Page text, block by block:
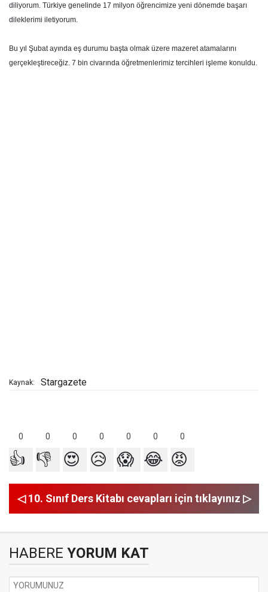
diliyorum. Türkiye genelinde 17 milyon öğrencimize yeni dönemde başarı
dileklerimi iletiyorum.
Bu yıl Şubat ayında eş durumu başta olmak üzere mazeret atamalarını
gerçekleştireceğiz. 7 bin civarında öğretmenlerimiz tercihleri işleme konuldu.
Kaynak: Stargazete
0 0 0 0 0 0 0
👍 👎 😍 😥 😱 😂 😡
◁ 10. Sınıf Ders Kitabı cevapları için tıklayınız ▷
HABERE YORUM KAT